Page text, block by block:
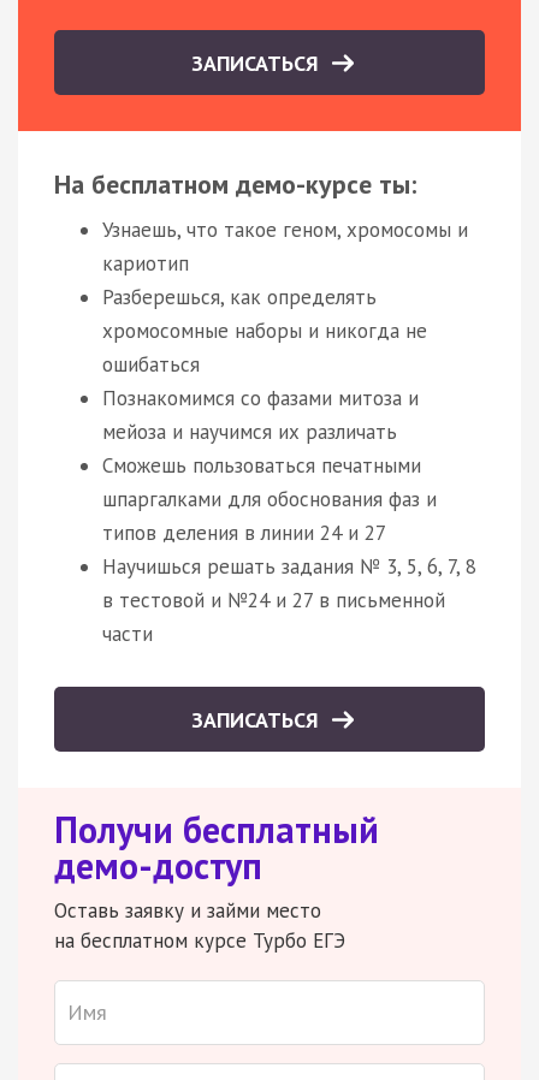
ЗАПИСАТЬСЯ
На бесплатном демо-курсе ты:
Узнаешь, что такое геном, хромосомы и
кариотип
Разберешься, как определять
хромосомные наборы и никогда не
ошибаться
Познакомимся со фазами митоза и
мейоза и научимся их различать
Сможешь пользоваться печатными
шпаргалками для обоснования фаз и
типов деления в линии 24 и 27
Научишься решать задания № 3, 5, 6, 7, 8
в тестовой и №24 и 27 в письменной
части
ЗАПИСАТЬСЯ
Получи бесплатный
демо-доступ
Оставь заявку и займи место
на бесплатном курсе Турбо ЕГЭ